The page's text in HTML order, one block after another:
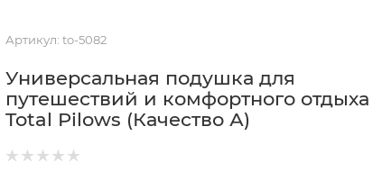
Артикул: to-5082
Универсальная подушка для
путешествий и комфортного отдыха
Total Pilows (Качество А)